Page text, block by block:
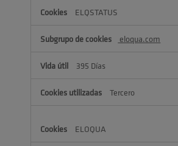
ELQSTATUS
eloqua.com
395 Días
Tercero
ELOQUA